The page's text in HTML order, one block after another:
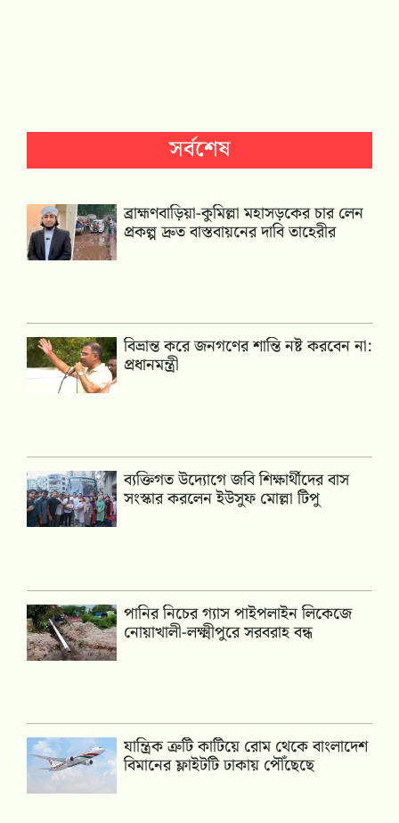
সর্বশেষ
ব্রাহ্মণবাড়িয়া-কুমিল্লা মহাসড়কের চার লেন
প্রকল্প দ্রুত বাস্তবায়নের দাবি তাহেরীর
বিভ্রান্ত করে জনগণের শান্তি নষ্ট করবেন না:
প্রধানমন্ত্রী
ব্যক্তিগত উদ্যোগে জবি শিক্ষার্থীদের বাস
সংস্কার করলেন ইউসুফ মোল্লা টিপু
পানির নিচের গ্যাস পাইপলাইন লিকেজে
নোয়াখালী-লক্ষ্মীপুরে সরবরাহ বন্ধ
যান্ত্রিক ত্রুটি কাটিয়ে রোম থেকে বাংলাদেশ
বিমানের ফ্লাইটটি ঢাকায় পৌঁছেছে